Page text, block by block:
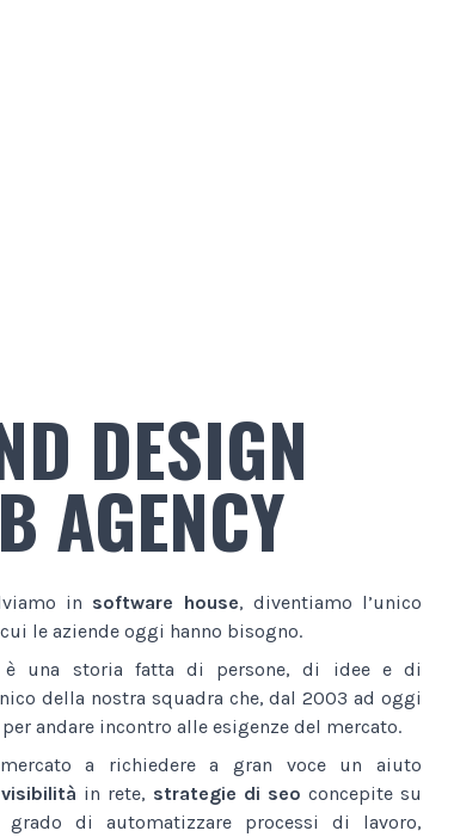
DESIGN
AGENCY
in software house, diventiamo l’unico
le aziende oggi hanno bisogno.
è una storia fatta di persone, di idee e di
della nostra squadra che, dal 2003 ad oggi
andare incontro alle esigenze del mercato.
a richiedere a gran voce un aiuto
in rete, strategie di seo concepite su
di automatizzare processi di lavoro,